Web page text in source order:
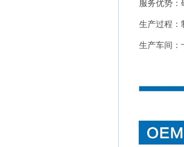
服务优势：
生产过程
生产车间：